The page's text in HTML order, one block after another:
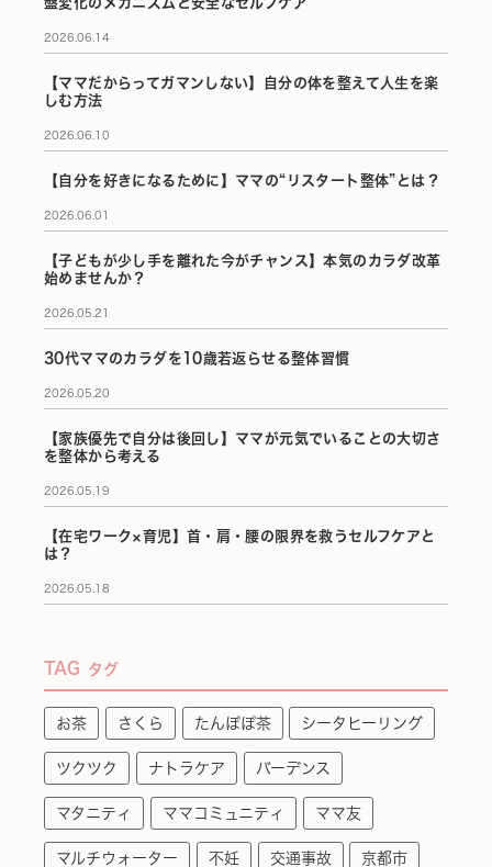
盤変化のメカニズムと安全なセルフケア
2026.06.14
【ママだからってガマンしない】自分の体を整えて人生を楽
しむ方法
2026.06.10
【自分を好きになるために】ママの“リスタート整体”とは？
2026.06.01
【子どもが少し手を離れた今がチャンス】本気のカラダ改革
始めませんか？
2026.05.21
30代ママのカラダを10歳若返らせる整体習慣
2026.05.20
【家族優先で自分は後回し】ママが元気でいることの大切さ
を整体から考える
2026.05.19
【在宅ワーク×育児】首・肩・腰の限界を救うセルフケアと
は？
2026.05.18
TAG タグ
お茶 さくら たんぽぽ茶 シータヒーリング
ツクツク ナトラケア バーデンス
マタニティ ママコミュニティ ママ友
マルチウォーター 不妊 交通事故 京都市